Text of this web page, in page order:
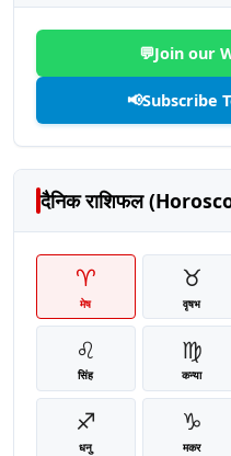
💬Join our
📢Subscribe
दैनिक राशिफल
♈
मेष
♉
वृषभ
♌
सिंह
♍
कन्या
♐
धनु
♑
मकर